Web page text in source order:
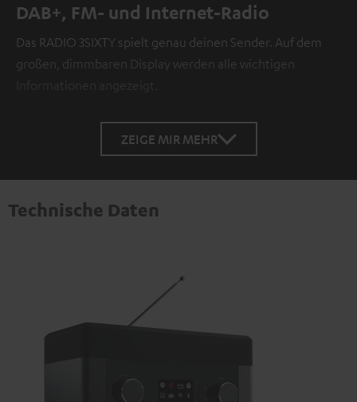
DAB+, FM- und Internet-Radio
Das RADIO 3SIXTY spielt genau deinen Sender. Auf dem
großen, dimmbaren Display werden alle wichtigen
ZEIGE MIR MEHR
Technische Daten